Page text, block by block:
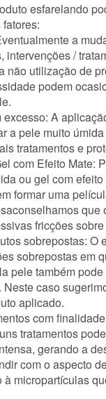
LA
esfarelando
a
intervenções /
não utilização de
podem
excesso: A
a pele muito
tratamentos e
com Efeito Mate:
ou gel com efeito
formar uma
que
fricções
sobrepostas: O
sobrepostas em
pele também
caso
aplicado.
com
tratamentos
gerando a
com o aspecto
micropartículas